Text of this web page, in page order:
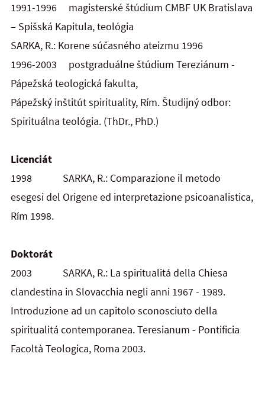
1991-1996 magisterské štúdium CMBF UK Bratislava
– Spišská Kapitula, teológia
SARKA, R.: Korene súčasného ateizmu 1996
1996-2003 postgraduálne štúdium Tereziánum -
Pápežská teologická fakulta,
Pápežský inštitút spirituality, Rím. Študijný odbor:
Spirituálna teológia. (ThDr., PhD.)
Licenciát
1998 SARKA, R.: Comparazione il metodo
esegesi del Origene ed interpretazione psicoanalistica,
Rím 1998.
Doktorát
2003 SARKA, R.: La spiritualitá della Chiesa
clandestina in Slovacchia negli anni 1967 - 1989.
Introduzione ad un capitolo sconosciuto della
spiritualitá contemporanea. Teresianum - Pontificia
Facoltà Teologica, Roma 2003.